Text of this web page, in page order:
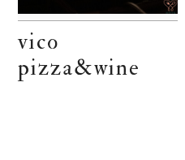
vico
pizza&wine